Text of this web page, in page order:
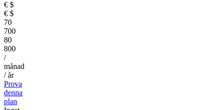
€ $
€ $
70
700
80
800
/
månad
/ år
Prova
denna
plan